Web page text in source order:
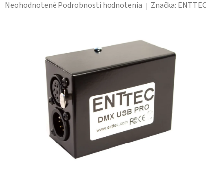
Priemerné
Neohodnotené Podrobnosti hodnotenia Značka: ENTTEC